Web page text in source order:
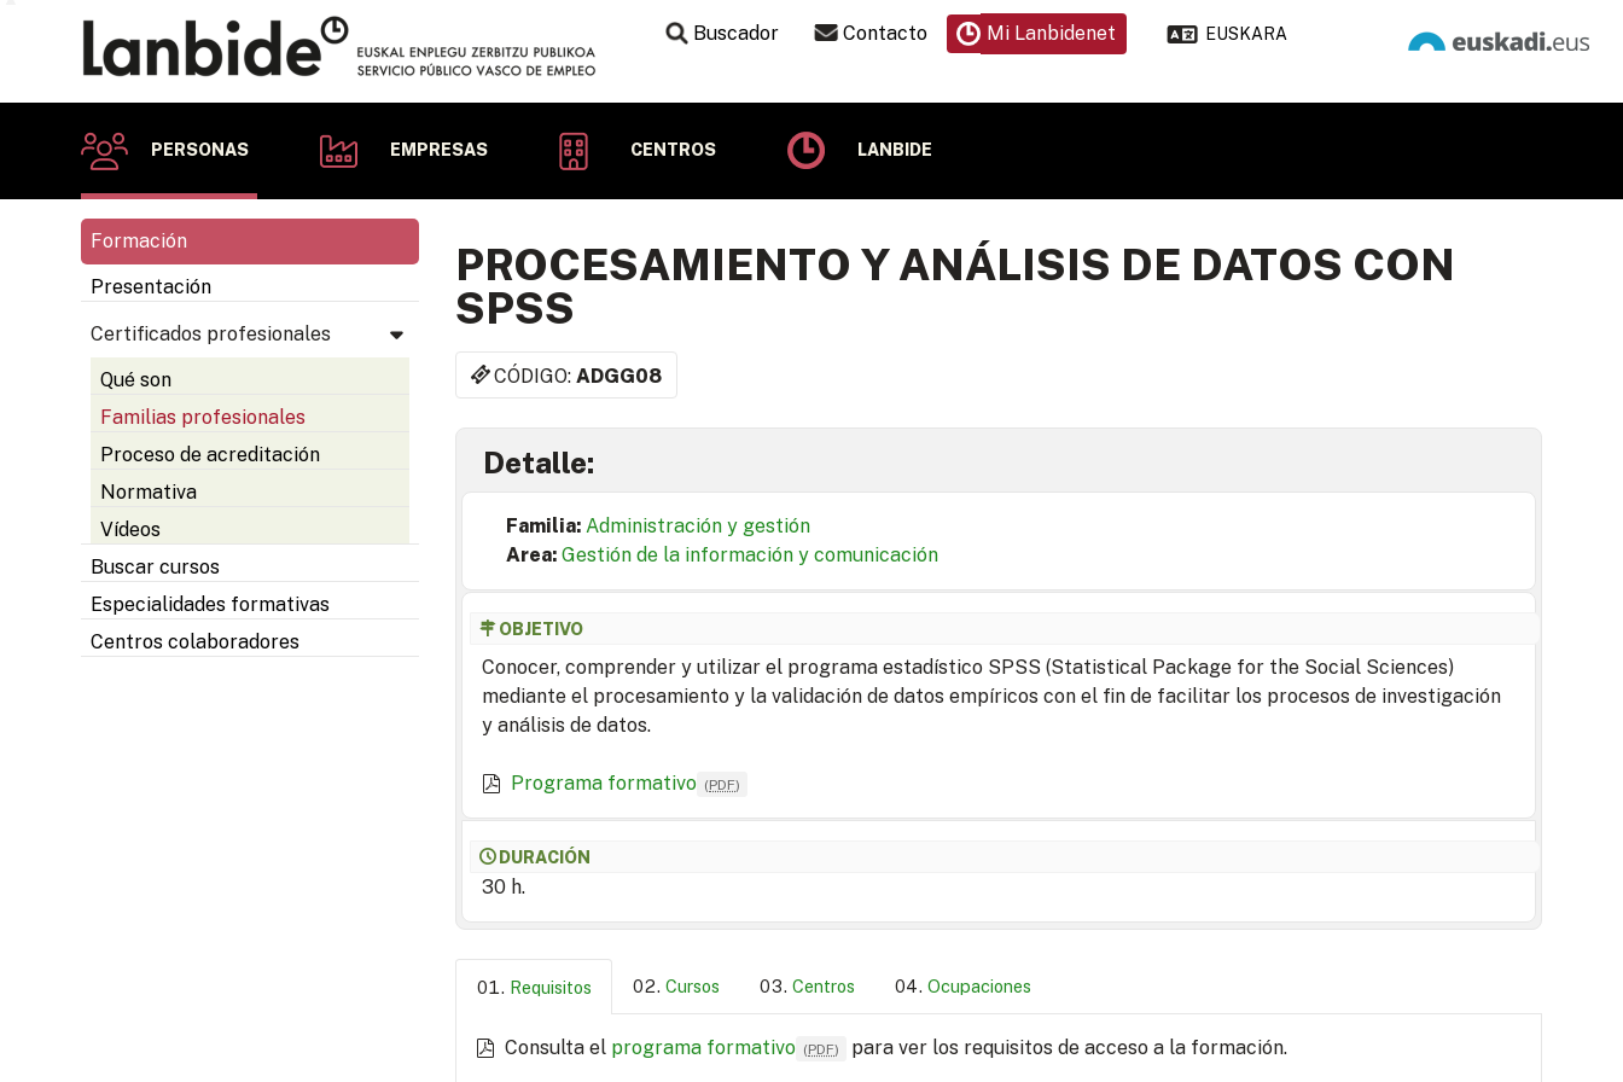
Buscador Contacto Mi Lanbidenet EUSKARA
PERSONAS EMPRESAS CENTROS LANBIDE
Formación
Presentación
Certificados profesionales
Qué son
Familias profesionales
Proceso de acreditación
Normativa
Vídeos
Buscar cursos
Especialidades formativas
Centros colaboradores
PROCESAMIENTO Y ANÁLISIS DE DATOS CON
SPSS
CÓDIGO:ADGG08
Detalle:
Familia: Administración y gestión
Area: Gestión de la información y comunicación
OBJETIVO
Conocer, comprender y utilizar el programa estadístico SPSS (Statistical Package for the Social Sciences)
mediante el procesamiento y la validación de datos empíricos con el fin de facilitar los procesos de investigación
y análisis de datos.
Programa formativo (PDF)
DURACIÓN
30 h.
Requisitos Cursos Centros Ocupaciones
Consulta el programa formativo (PDF) para ver los requisitos de acceso a la formación.